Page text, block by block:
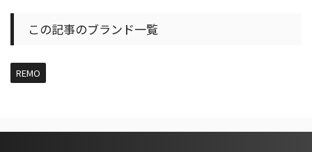
この記事のブランド一覧
REMO